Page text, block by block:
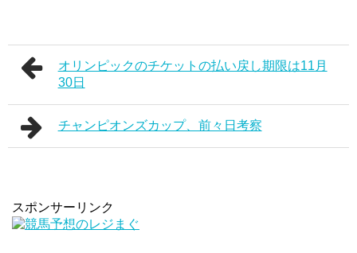
オリンピックのチケットの払い戻し期限は11月
30日
チャンピオンズカップ、前々日考察
スポンサーリンク